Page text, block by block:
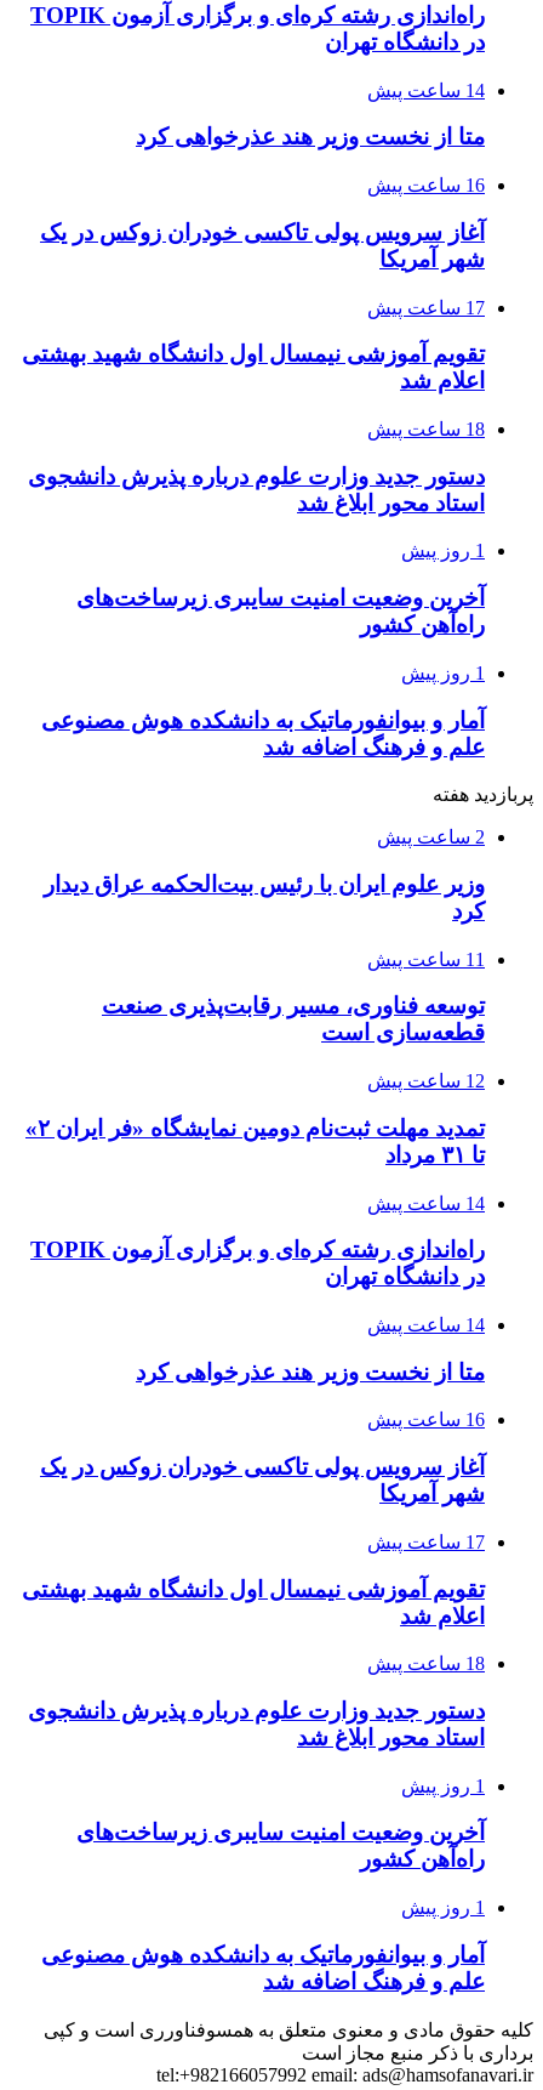
راه‌اندازی رشته کره‌ای و برگزاری آزمون TOPIK
در دانشگاه تهران
14 ساعت پیش
متا از نخست وزیر هند عذرخواهی کرد
16 ساعت پیش
آغاز سرویس پولی تاکسی خودران زوکس در یک
شهر آمریکا
17 ساعت پیش
تقویم آموزشی نیمسال اول دانشگاه شهید بهشتی
اعلام شد
18 ساعت پیش
دستور جدید وزارت علوم درباره پذیرش دانشجوی
استاد محور ابلاغ شد
1 روز پیش
آخرین وضعیت امنیت سایبری زیرساخت‌های
راه‌آهن کشور
1 روز پیش
آمار و بیوانفورماتیک به دانشکده هوش مصنوعی
علم و فرهنگ اضافه شد
پربازدید هفته
2 ساعت پیش
وزیر علوم ایران با رئیس بیت‌الحکمه عراق دیدار
کرد
11 ساعت پیش
توسعه فناوری، مسیر رقابت‌پذیری صنعت
قطعه‌سازی است
12 ساعت پیش
تمدید مهلت ثبت‌نام دومین نمایشگاه «فر ایران ۲»
تا ۳۱ مرداد
14 ساعت پیش
راه‌اندازی رشته کره‌ای و برگزاری آزمون TOPIK
در دانشگاه تهران
14 ساعت پیش
متا از نخست وزیر هند عذرخواهی کرد
16 ساعت پیش
آغاز سرویس پولی تاکسی خودران زوکس در یک
شهر آمریکا
17 ساعت پیش
تقویم آموزشی نیمسال اول دانشگاه شهید بهشتی
اعلام شد
18 ساعت پیش
دستور جدید وزارت علوم درباره پذیرش دانشجوی
استاد محور ابلاغ شد
1 روز پیش
آخرین وضعیت امنیت سایبری زیرساخت‌های
راه‌آهن کشور
1 روز پیش
آمار و بیوانفورماتیک به دانشکده هوش مصنوعی
علم و فرهنگ اضافه شد
کلیه حقوق مادی و معنوی متعلق به همسوفناورری است و کپی
برداری با ذکر منبع مجاز است
tel:+982166057992 email: ads@hamsofanavari.ir